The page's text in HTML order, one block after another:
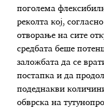
поголема
реколта кој,
отворање на сите
средбата беше
заложбата да се
постапка и да
подеднакви
обврска на